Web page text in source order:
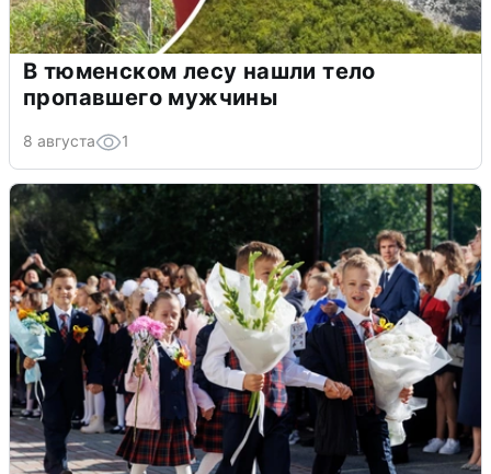
В тюменском лесу нашли тело
пропавшего мужчины
8 августа 1